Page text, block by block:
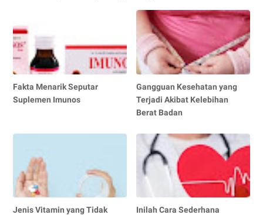
Fakta Menarik Seputar
Suplemen Imunos
Gangguan Kesehatan yang
Terjadi Akibat Kelebihan
Berat Badan
Jenis Vitamin yang Tidak
Inilah Cara Sederhana